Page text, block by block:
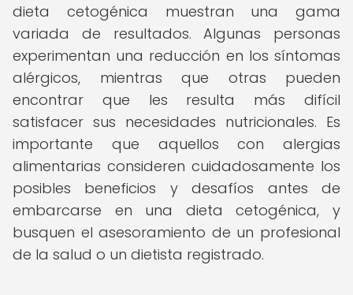
dieta cetogénica muestran una gama
variada de resultados. Algunas personas
experimentan una reducción en los síntomas
alérgicos, mientras que otras pueden
encontrar que les resulta más difícil
satisfacer sus necesidades nutricionales. Es
importante que aquellos con alergias
alimentarias consideren cuidadosamente los
posibles beneficios y desafíos antes de
embarcarse en una dieta cetogénica, y
busquen el asesoramiento de un profesional
de la salud o un dietista registrado.